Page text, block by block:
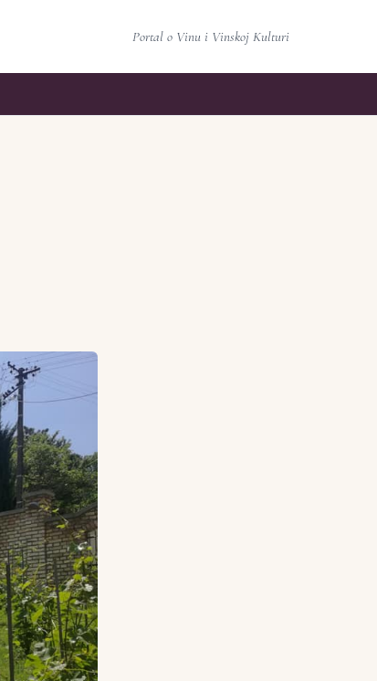
Portal o Vinu i Vinskoj Kulturi